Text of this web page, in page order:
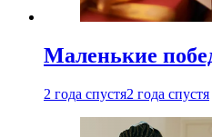
Маленькие
2 года спустя2 года спустя